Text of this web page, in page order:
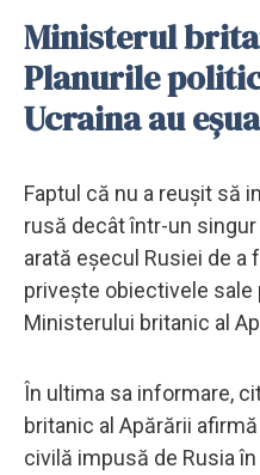
Ministerul
Planurile
Ucraina au
Faptul că nu a reușit să
rusă decât într-un
arată eșecul Rusiei de a
privește obiectivele sale
Ministerului britanic al
În ultima sa informare,
britanic al Apărării
civilă impusă de Rusia